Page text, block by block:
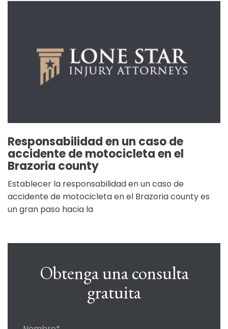
Responsabilidad en un caso de
accidente de motocicleta en el
Brazoria county
Establecer la responsabilidad en un caso de
accidente de motocicleta en el Brazoria county es
un gran paso hacia la
Obtenga una consulta
gratuita